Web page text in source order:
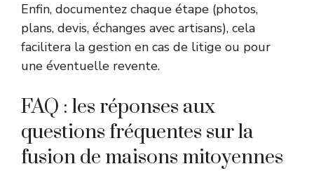
Enfin, documentez chaque étape (photos,
plans, devis, échanges avec artisans), cela
facilitera la gestion en cas de litige ou pour
une éventuelle revente.
FAQ : les réponses aux
questions fréquentes sur la
fusion de maisons mitoyennes